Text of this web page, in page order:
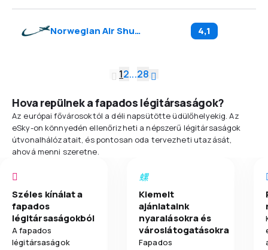
Norwegian Air Shuttle 4,1
12...28
Hova repülnek a fapados légitársaságok?
Az európai fővárosoktól a déli napsütötte üdülőhelyekig. Az
eSky-on könnyedén ellenőrizheti a népszerű légitársaságok
útvonalhálózatait, és pontosan oda tervezheti utazását,
ahová menni szeretne.
Széles kínálat a
fapados
légitársaságokból
A fapados
légitársaságok
Kiemelt
ajánlataink
nyaralásokra és
városlátogatásokra
Fapados